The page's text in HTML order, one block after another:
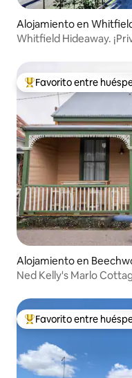
Alojamiento en
Whitfield Hideaway.
Favorito entre
Favorito entre
Alojamiento en
Ned Kelly's Marlo
Favorito entre
Favorito entre